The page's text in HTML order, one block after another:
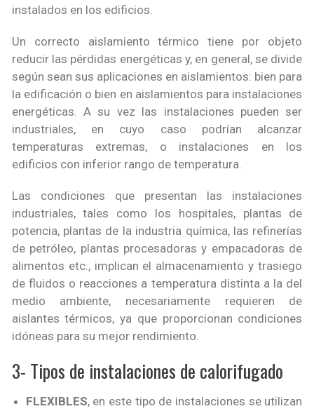
instalados en los edificios.
Un correcto aislamiento térmico tiene por objeto
reducir las pérdidas energéticas y, en general, se divide
según sean sus aplicaciones en aislamientos: bien para
la edificación o bien en aislamientos para instalaciones
energéticas. A su vez las instalaciones pueden ser
industriales, en cuyo caso podrían alcanzar
temperaturas extremas, o instalaciones en los
edificios con inferior rango de temperatura.
Las condiciones que presentan las instalaciones
industriales, tales como los hospitales, plantas de
potencia, plantas de la industria química, las refinerías
de petróleo, plantas procesadoras y empacadoras de
alimentos etc., implican el almacenamiento y trasiego
de fluidos o reacciones a temperatura distinta a la del
medio ambiente, necesariamente requieren de
aislantes térmicos, ya que proporcionan condiciones
idóneas para su mejor rendimiento.
3- Tipos de instalaciones de calorifugado
FLEXIBLES, en este tipo de instalaciones se utilizan